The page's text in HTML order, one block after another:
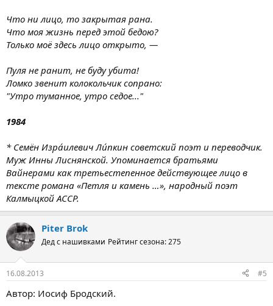
Что ни лицо, то закрытая рана.
Что моя жизнь перед этой бедою?
Только моё здесь лицо открыто, —
Пуля не ранит, не буду убита!
Ломко звенит колокольчик сопрано:
"Утро туманное, утро седое..."
1984
* Семён Изра́илевич Ли́пкин советский поэт и переводчик.
Муж Инны Лиснянской. Упоминается братьями
Вайнерами как третьестепенное действующее лицо в
тексте романа «Петля и камень …», народный поэт
Калмыцкой АССР.
Piter Brok
Дед с нашивками Рейтинг сезона: 275
16.08.2013 #5
Автор: Иосиф Бродский.